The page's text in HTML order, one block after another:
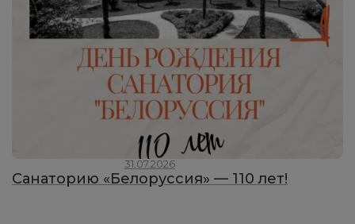
31.07.2026
Санаторию «Белоруссия» — 110 лет!